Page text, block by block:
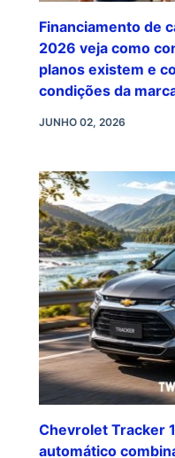
Financiamento de
2026 veja como
planos existem e
condições da
JUNHO 02, 2026
Chevrolet Tracker
automático